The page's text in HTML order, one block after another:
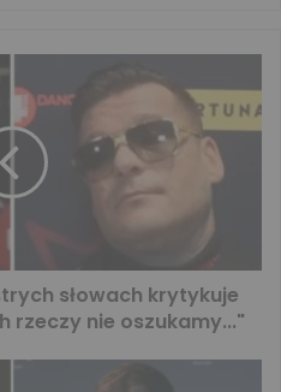
słowach krytykuje
rzeczy nie oszukamy..."